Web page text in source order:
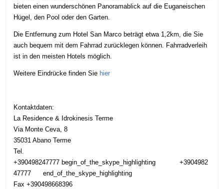
bieten einen wunderschönen Panoramablick auf die Euganeischen
Hügel, den Pool oder den Garten.
Die Entfernung zum Hotel San Marco beträgt etwa 1,2km, die Sie
auch bequem mit dem Fahrrad zurücklegen können. Fahrradverleih
ist in den meisten Hotels möglich.
Weitere Eindrücke finden Sie hier
Kontaktdaten:
La Residence & Idrokinesis Terme
Via Monte Ceva, 8
35031 Abano Terme
Tel.
+390498247777 begin_of_the_skype_highlighting
+3904982
47777
end_of_the_skype_highlighting
Fax +390498668396